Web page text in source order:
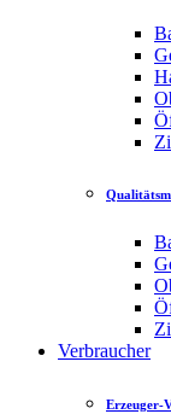
Verbraucher
Erzeuger-